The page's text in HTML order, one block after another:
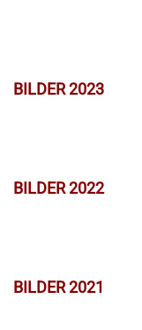
BILDER 2023
BILDER 2022
BILDER 2021